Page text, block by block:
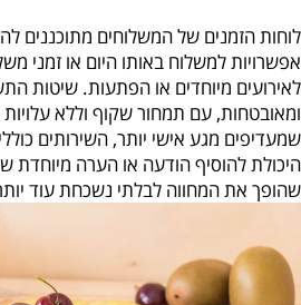
לוחות הזמנים של המשלוחים מתוכננים
אפשרויות למשלוח באותו היום או זמני
לאירועים מיוחדים או הפתעות. שיטות
ומאובטחות, עם תמחור שקוף וללא
שמעדיפים מגע אישי יותר, השירותים
היכולת להוסיף הודעה או הערה
שהופך את המחווה לבלתי נשכחת עוד